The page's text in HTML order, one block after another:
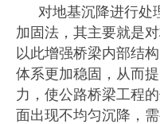
对地基沉降进行处
加固法，其主要就是
以此增强桥梁内部结
体系更加稳固，从而
力，使公路桥梁工程
面出现不均匀沉降，